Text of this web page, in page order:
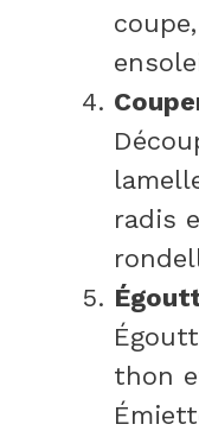
radis
thon